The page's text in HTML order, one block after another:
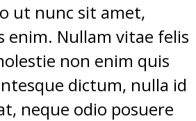
ut nunc sit amet,
enim. Nullam vitae felis
non enim quis
dictum, nulla id
neque odio posuere